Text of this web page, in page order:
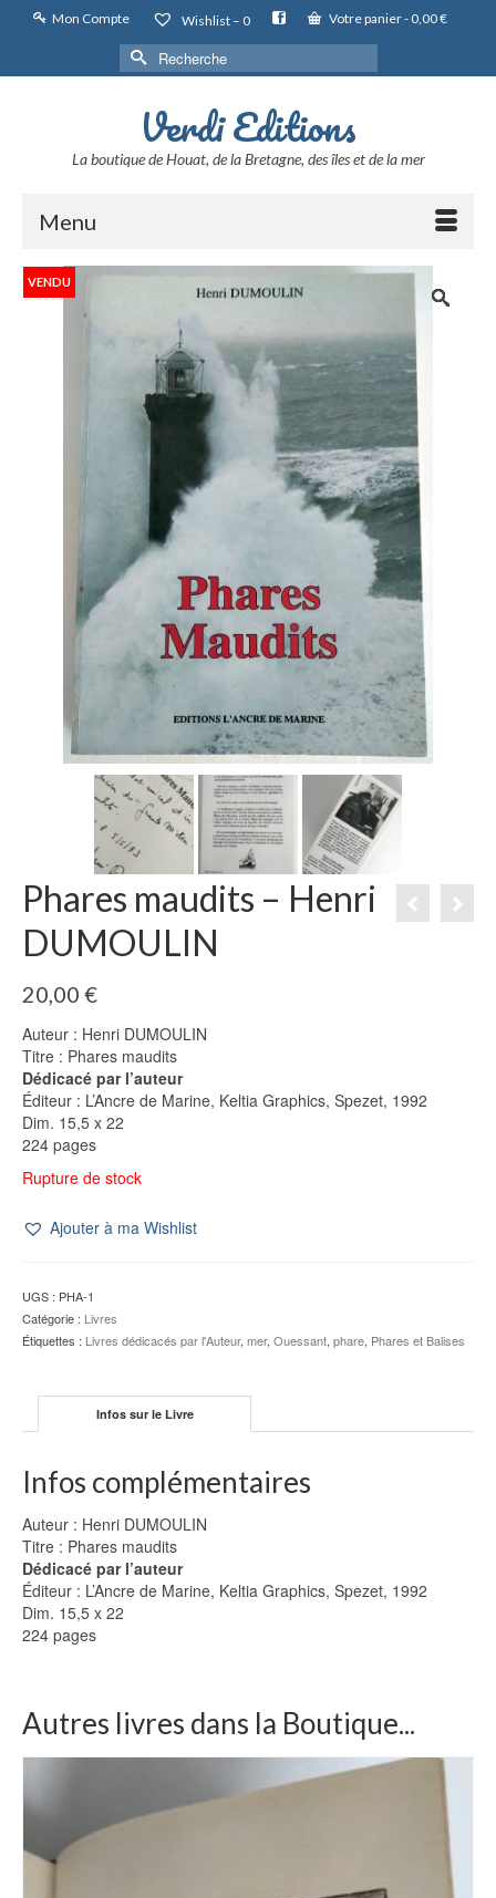
Mon Compte Wishlist – 0 Votre panier- 0,00€
Rechercher :
Verdi Editions
La boutique de Houat, de la Bretagne, des îles et de la mer
Menu
VENDU
Phares maudits – Henri
DUMOULIN
20,00 €
Auteur : Henri DUMOULIN
Titre : Phares maudits
Dédicacé par l’auteur
Éditeur : L’Ancre de Marine, Keltia Graphics, Spezet, 1992
Dim. 15,5 x 22
224 pages
Rupture de stock
Ajouter à ma Wishlist
UGS : PHA-1
Catégorie : Livres
Étiquettes : Livres dédicacés par l'Auteur, mer, Ouessant, phare, Phares et Balises
Infos sur le Livre
Infos complémentaires
Auteur : Henri DUMOULIN
Titre : Phares maudits
Dédicacé par l’auteur
Éditeur : L’Ancre de Marine, Keltia Graphics, Spezet, 1992
Dim. 15,5 x 22
224 pages
Autres livres dans la Boutique...